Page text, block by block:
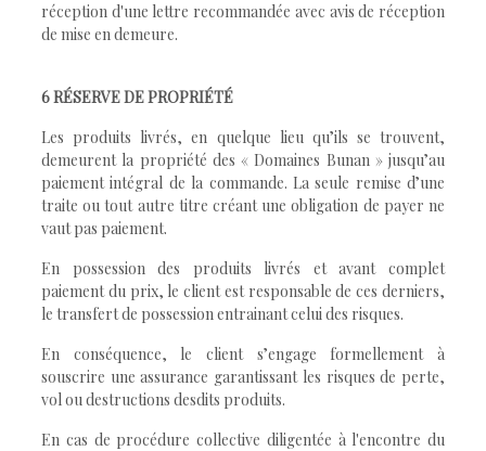
réception d'une lettre recommandée avec avis de réception
de mise en demeure.
6 RÉSERVE DE PROPRIÉTÉ
Les produits livrés, en quelque lieu qu’ils se trouvent,
demeurent la propriété des « Domaines Bunan » jusqu’au
paiement intégral de la commande. La seule remise d’une
traite ou tout autre titre créant une obligation de payer ne
vaut pas paiement.
En possession des produits livrés et avant complet
paiement du prix, le client est responsable de ces derniers,
le transfert de possession entrainant celui des risques.
En conséquence, le client s’engage formellement à
souscrire une assurance garantissant les risques de perte,
vol ou destructions desdits produits.
En cas de procédure collective diligentée à l'encontre du